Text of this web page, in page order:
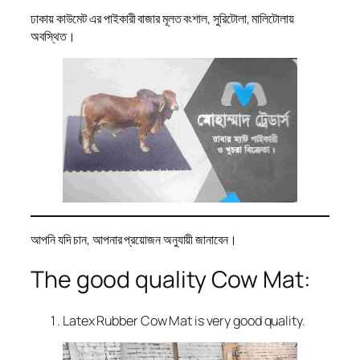
ঢাকায় কাউমেট এর পাইকারী বাজার মূলত বংশাল, সুরিটোলা, মালিটোলায়
অবস্থিত।
আপনি যদি চান, আপনার প্রয়োজন অনুযায়ী জানাবেন।
The good quality Cow Mat:
Latex Rubber Cow Mat is very good quality.